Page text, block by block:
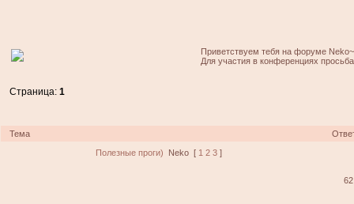
Приветствуем тебя на форуме
Для участия в конференциях
Страница:1
Тема
Полезные проги)
Neko [ 1 2 3 ]
62